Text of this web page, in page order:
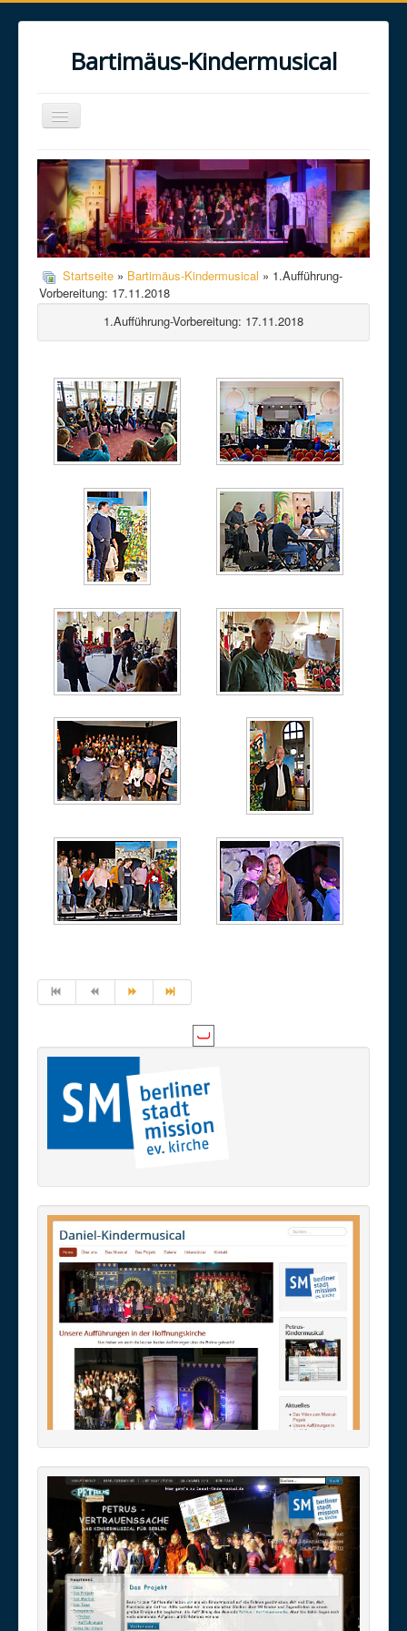
Bartimäus-Kindermusical
Toggle
Navigation
Home
Über uns
Das Musical
Das Projekt
Galerie
Startseite » Bartimäus-Kindermusical » 1.Aufführung-
Vorbereitung: 17.11.2018
1.Aufführung-Vorbereitung: 17.11.2018